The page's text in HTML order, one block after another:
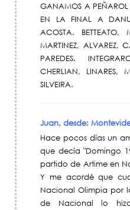
GANAMOS A
EN LA FINAL A
ACOSTA. BETTEATO,
MARTINEZ, ALVAREZ,
PAREDES.
CHERLIAN, LINARES,
SILVEIRA.
Juan, desde:
Hace pocos días un
que decía "Domingo
partido de Artime en
Y me acordé que
Nacional Olimpia por
de Nacional lo